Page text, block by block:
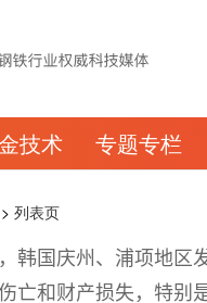
技术 专题专栏
> 列表页
亡和财产损失，特别